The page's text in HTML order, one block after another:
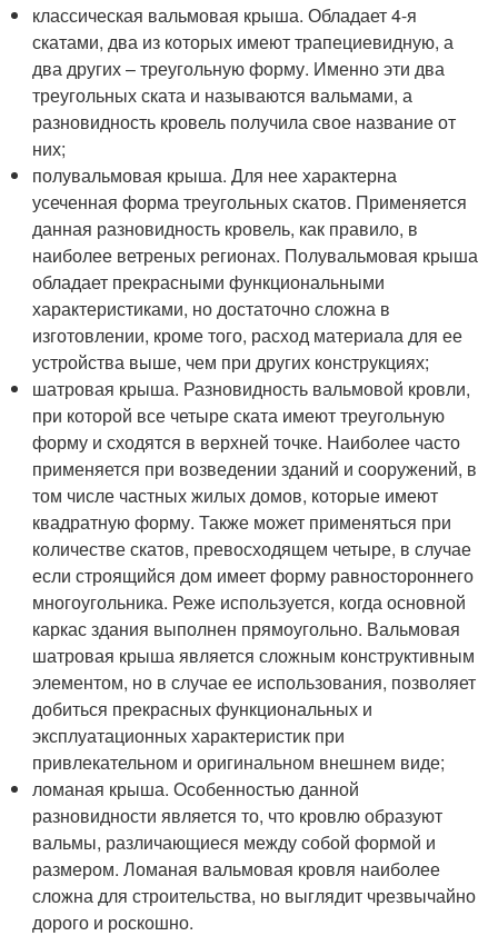
классическая вальмовая крыша. Обладает 4-я
скатами, два из которых имеют трапециевидную, а
два других – треугольную форму. Именно эти два
треугольных ската и называются вальмами, а
разновидность кровель получила свое название от
них;
полувальмовая крыша. Для нее характерна
усеченная форма треугольных скатов. Применяется
данная разновидность кровель, как правило, в
наиболее ветреных регионах. Полувальмовая крыша
обладает прекрасными функциональными
характеристиками, но достаточно сложна в
изготовлении, кроме того, расход материала для ее
устройства выше, чем при других конструкциях;
шатровая крыша. Разновидность вальмовой кровли,
при которой все четыре ската имеют треугольную
форму и сходятся в верхней точке. Наиболее часто
применяется при возведении зданий и сооружений, в
том числе частных жилых домов, которые имеют
квадратную форму. Также может применяться при
количестве скатов, превосходящем четыре, в случае
если строящийся дом имеет форму равностороннего
многоугольника. Реже используется, когда основной
каркас здания выполнен прямоугольно. Вальмовая
шатровая крыша является сложным конструктивным
элементом, но в случае ее использования, позволяет
добиться прекрасных функциональных и
эксплуатационных характеристик при
привлекательном и оригинальном внешнем виде;
ломаная крыша. Особенностью данной
разновидности является то, что кровлю образуют
вальмы, различающиеся между собой формой и
размером. Ломаная вальмовая кровля наиболее
сложна для строительства, но выглядит чрезвычайно
дорого и роскошно.